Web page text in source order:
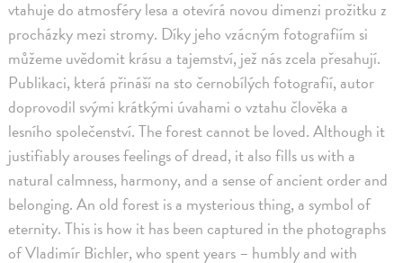
vtahuje do atmosféry lesa a otevírá novou dimenzi prožitku z
procházky mezi stromy. Díky jeho vzácným fotografiím si
můžeme uvědomit krásu a tajemství, jež nás zcela přesahují.
Publikaci, která přináší na sto černobílých fotografií, autor
doprovodil svými krátkými úvahami o vztahu člověka a
lesního společenství. The forest cannot be loved. Although it
justifiably arouses feelings of dread, it also fills us with a
natural calmness, harmony, and a sense of ancient order and
belonging. An old forest is a mysterious thing, a symbol of
eternity. This is how it has been captured in the photographs
of Vladimír Bichler, who spent years – humbly and with